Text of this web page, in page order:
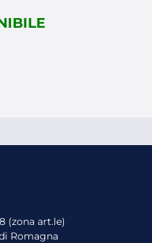
(zona art.le)
Romagna